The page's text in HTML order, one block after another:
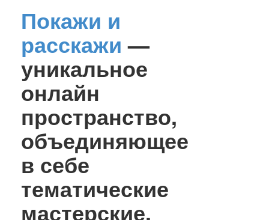
Покажи и
расскажи —
уникальное
онлайн
пространство,
объединяющее
в себе
тематические
мастерские,